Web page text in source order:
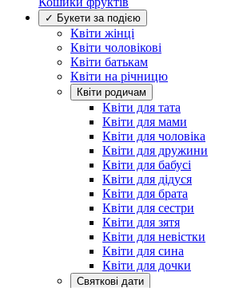
✓ Букети за подією
Квіти жінці
Квіти чоловікові
Квіти батькам
Квіти на річницю
Квіти родичам
Квіти для тата
Квіти для мами
Квіти для чоловіка
Квіти для дружини
Квіти для бабусі
Квіти для дідуся
Квіти для брата
Квіти для сестри
Квіти для зятя
Квіти для невістки
Квіти для сина
Квіти для дочки
Святкові дати